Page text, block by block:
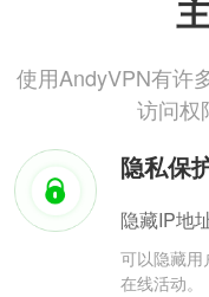
使用AndyVPN有许
访问权
隐私保
隐藏IP地
可以隐藏用
在线活动。